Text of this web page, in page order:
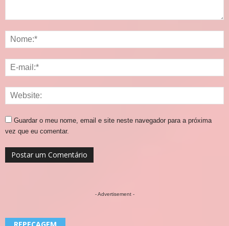
Guardar o meu nome, email e site neste navegador para a próxima
vez que eu comentar.
- Advertisement -
REPECAGEM